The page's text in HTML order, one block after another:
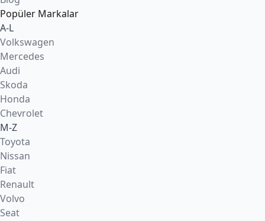
Popüler Markalar
A-L
Volkswagen
Mercedes
Audi
Skoda
Honda
Chevrolet
M-Z
Toyota
Nissan
Fiat
Renault
Volvo
Seat